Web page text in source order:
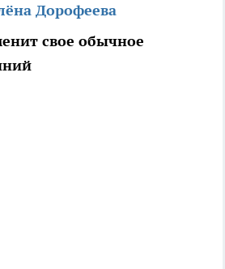
Дорофеева
свое обычное